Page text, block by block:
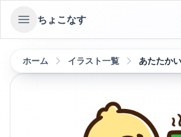
Open sidebar
ちょこなす
ホーム イラスト一覧